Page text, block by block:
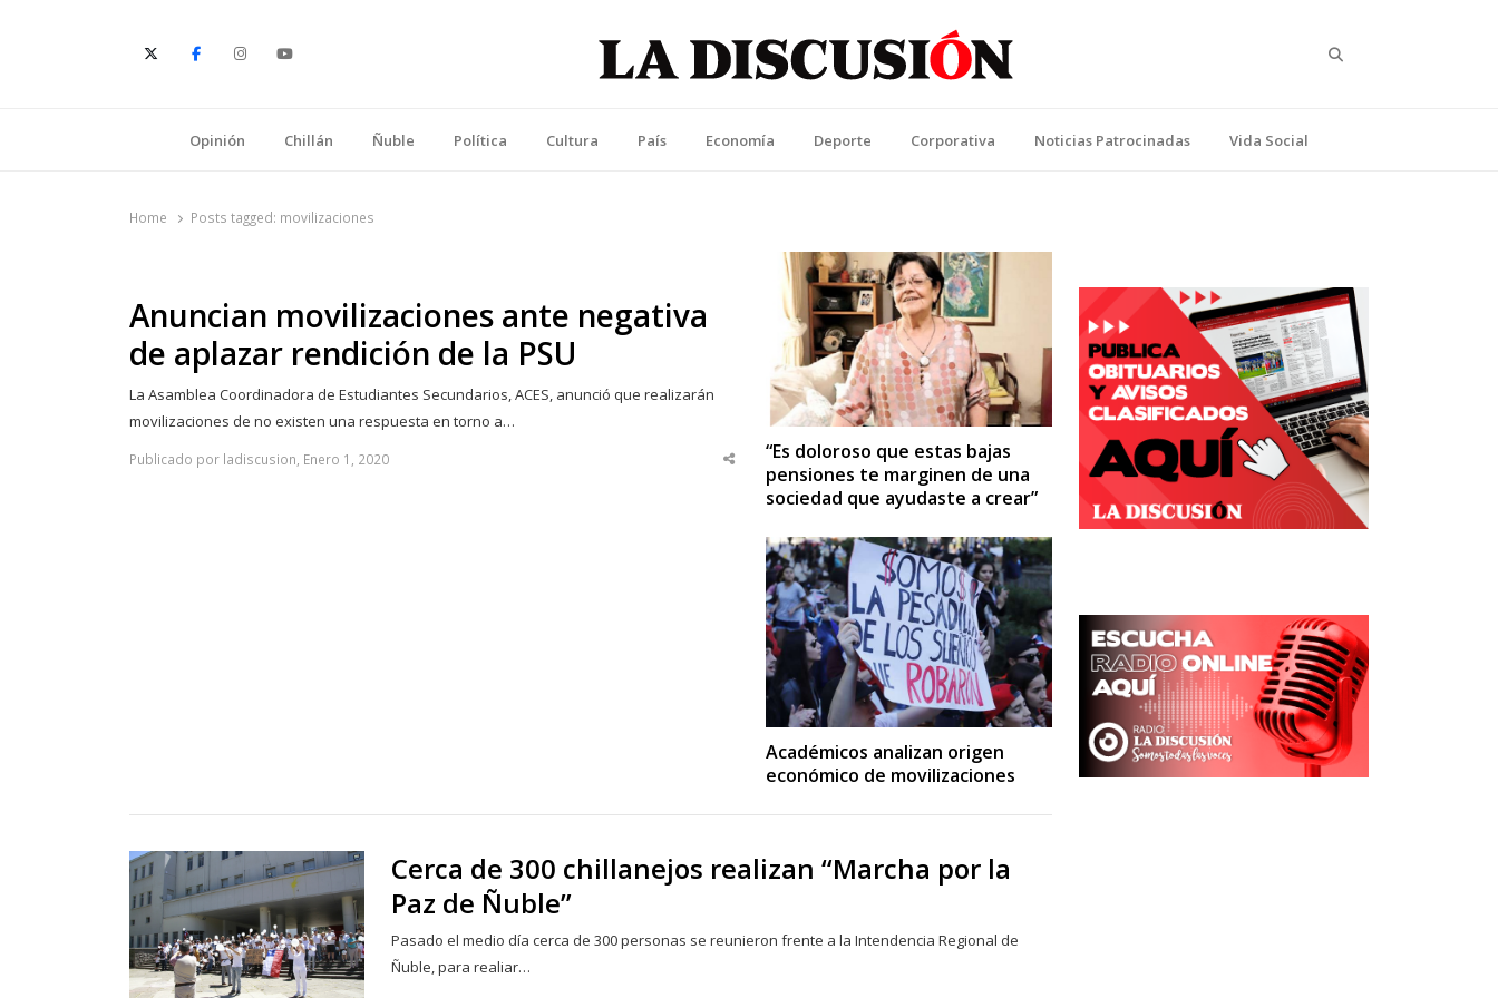
Opinión Chillán Ñuble Política Cultura País Economía Deporte Corporativa Noticias Patrocinadas Vida Social
Home Posts tagged: movilizaciones
Anuncian movilizaciones ante negativa
de aplazar rendición de la PSU
La Asamblea Coordinadora de Estudiantes Secundarios, ACES, anunció que realizarán
movilizaciones de no existen una respuesta en torno a…
Publicado por ladiscusion, Enero 1, 2020
Share“Es doloroso que estas bajas
pensiones te marginen de una
sociedad que ayudaste a crear”
Académicos analizan origen
económico de movilizaciones
Cerca de 300 chillanejos realizan “Marcha por la
Paz de Ñuble”
Pasado el medio día cerca de 300 personas se reunieron frente a la Intendencia Regional de
Ñuble, para realiar…